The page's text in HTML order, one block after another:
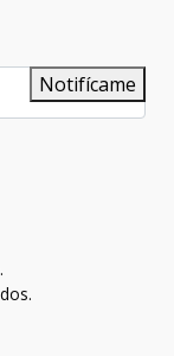
Notifícame